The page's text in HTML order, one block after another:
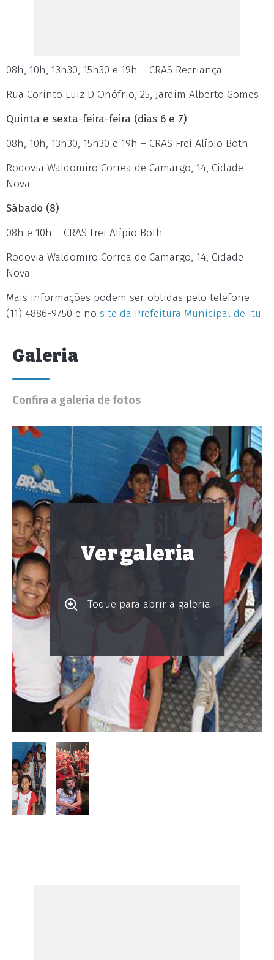
08h, 10h, 13h30, 15h30 e 19h – CRAS Recriança
Rua Corinto Luiz D Onófrio, 25, Jardim Alberto Gomes
Quinta e sexta-feira-feira (dias 6 e 7)
08h, 10h, 13h30, 15h30 e 19h – CRAS Frei Alípio Both
Rodovia Waldomiro Correa de Camargo, 14, Cidade
Nova
Sábado (8)
08h e 10h – CRAS Frei Alípio Both
Rodovia Waldomiro Correa de Camargo, 14, Cidade
Nova
Mais informações podem ser obtidas pelo telefone
(11) 4886-9750 e no site da Prefeitura Municipal de Itu.
Galeria
Confira a galeria de fotos
Ver galeria
Toque para abrir a galeria